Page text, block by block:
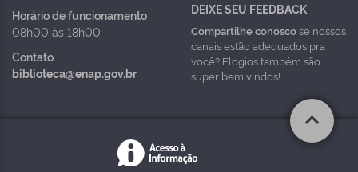
Horário de funcionamento
08h00 às 18h00
Contato
biblioteca@enap.gov.br
DEIXE SEU FEEDBACK
Compartilhe conoscose nossos
canais estão adequados pra
você? Elogios também são
super bem vindos!